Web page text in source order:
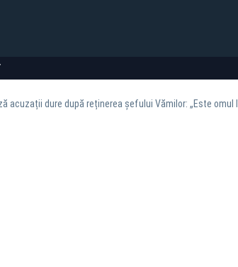
acuzații dure după reținerea șefului Vămilor: „Este omul